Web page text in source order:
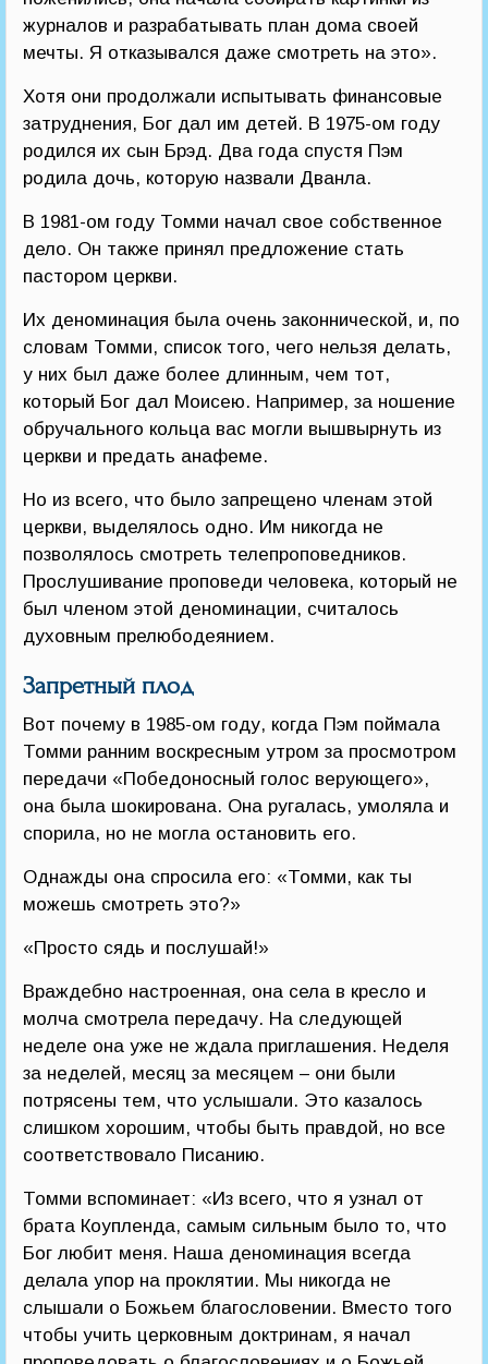
журналов и разрабатывать план дома своей
мечты. Я отказывался даже смотреть на это».
Хотя они продолжали испытывать финансовые
затруднения, Бог дал им детей. В 1975-ом году
родился их сын Брэд. Два года спустя Пэм
родила дочь, которую назвали Дванла.
В 1981-ом году Томми начал свое собственное
дело. Он также принял предложение стать
пастором церкви.
Их деноминация была очень законнической, и, по
словам Томми, список того, чего нельзя делать,
у них был даже более длинным, чем тот,
который Бог дал Моисею. Например, за ношение
обручального кольца вас могли вышвырнуть из
церкви и предать анафеме.
Но из всего, что было запрещено членам этой
церкви, выделялось одно. Им никогда не
позволялось смотреть телепроповедников.
Прослушивание проповеди человека, который не
был членом этой деноминации, считалось
духовным прелюбодеянием.
Запретный плод
Вот почему в 1985-ом году, когда Пэм поймала
Томми ранним воскресным утром за просмотром
передачи «Победоносный голос верующего»,
она была шокирована. Она ругалась, умоляла и
спорила, но не могла остановить его.
Однажды она спросила его: «Томми, как ты
можешь смотреть это?»
«Просто сядь и послушай!»
Враждебно настроенная, она села в кресло и
молча смотрела передачу. На следующей
неделе она уже не ждала приглашения. Неделя
за неделей, месяц за месяцем – они были
потрясены тем, что услышали. Это казалось
слишком хорошим, чтобы быть правдой, но все
соответствовало Писанию.
Томми вспоминает: «Из всего, что я узнал от
брата Коупленда, самым сильным было то, что
Бог любит меня. Наша деноминация всегда
делала упор на проклятии. Мы никогда не
слышали о Божьем благословении. Вместо того
чтобы учить церковным доктринам, я начал